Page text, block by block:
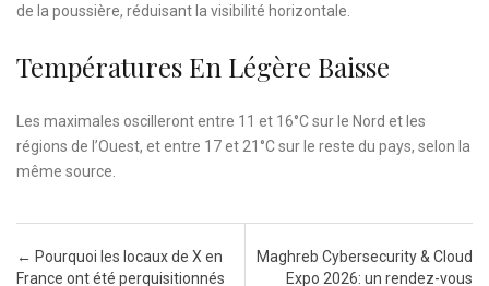
de la poussière, réduisant la visibilité horizontale.
Températures En Légère Baisse
Les maximales oscilleront entre 11 et 16°C sur le Nord et les
régions de l’Ouest, et entre 17 et 21°C sur le reste du pays, selon la
même source.
Post navigation
← Pourquoi les locaux de X en
France ont été perquisitionnés
Maghreb Cybersecurity & Cloud
Expo 2026: un rendez-vous